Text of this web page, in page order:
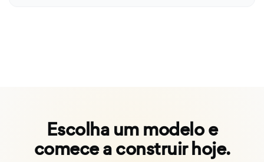
Escolha um modelo e
comece a construir hoje.